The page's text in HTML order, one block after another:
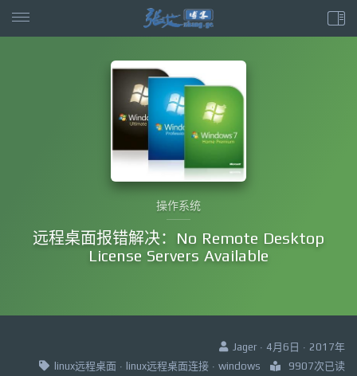
操作系统
远程桌面报错解决：No Remote Desktop
License Servers Available
Jager · 4月6日 · 2017年
linux远程桌面 · linux远程桌面连接 · windows 9907次已读